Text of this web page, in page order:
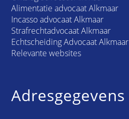
Alimentatie advocaat Alkmaar
Incasso advocaat Alkmaar
Strafrechtadvocaat Alkmaar
Echtscheiding Advocaat Alkmaar
Relevante websites
Adresgegevens